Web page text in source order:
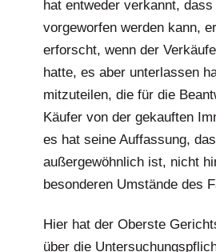
hat entweder verkannt,
vorgeworfen werden kann,
erforscht, wenn der
hatte, es aber unterlassen
mitzuteilen, die für die
Käufer von der gekauften
es hat seine Auffassung,
außergewöhnlich ist, nicht
besonderen Umstände des
Hier hat der Oberste
über die